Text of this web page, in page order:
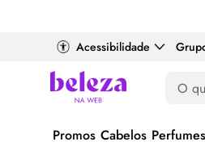
Acessibilidade
Promos Cabelos